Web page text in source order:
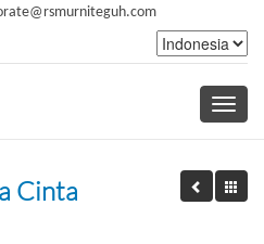
Toggle
Cinta